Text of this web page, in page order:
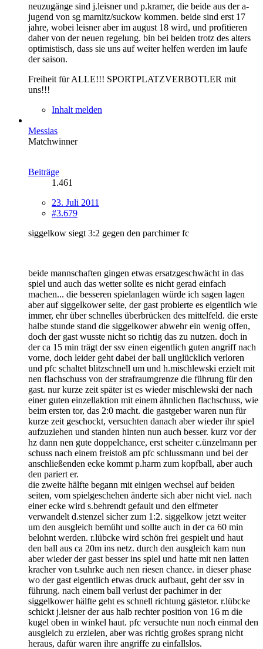
neuzugänge sind j.leisner und p.kramer, die beide aus der a-
jugend von sg marnitz/suckow kommen. beide sind erst 17
jahre, wobei leisner aber im august 18 wird, und profitieren
daher von der neuen regelung. bin bei beiden trotz des alters
optimistisch, dass sie uns auf weiter helfen werden im laufe
der saison.
Freiheit für ALLE!!! SPORTPLATZVERBOTLER mit
uns!!!
Inhalt melden
Messias
Matchwinner
Beiträge
1.461
23. Juli 2011
#3.679
siggelkow siegt 3:2 gegen den parchimer fc
beide mannschaften gingen etwas ersatzgeschwächt in das
spiel und auch das wetter sollte es nicht gerad einfach
machen... die besseren spielanlagen würde ich sagen lagen
aber auf siggelkower seite, der gast probierte es eigentlich wie
immer, ehr über schnelles überbrücken des mittelfeld. die erste
halbe stunde stand die siggelkower abwehr ein wenig offen,
doch der gast wusste nicht so richtig das zu nutzen. doch in
der ca 15 min trägt der ssv einen eigentlich guten angriff nach
vorne, doch leider geht dabei der ball unglücklich verloren
und pfc schaltet blitzschnell um und h.mischlewski erzielt mit
nen flachschuss von der strafraumgrenze die führung für den
gast. nur kurze zeit später ist es wieder mischlewski der nach
einer guten einzellaktion mit einem ähnlichen flachschuss, wie
beim ersten tor, das 2:0 macht. die gastgeber waren nun für
kurze zeit geschockt, versuchten danach aber wieder ihr spiel
aufzuziehen und standen hinten nun auch besser. kurz vor der
hz dann nen gute doppelchance, erst scheiter c.ünzelmann per
schuss nach einem freistoß am pfc schlussmann und bei der
anschließenden ecke kommt p.harm zum kopfball, aber auch
den pariert er.
die zweite hälfte begann mit einigen wechsel auf beiden
seiten, vom spielgeschehen änderte sich aber nicht viel. nach
einer ecke wird s.behrendt gefault und den elfmeter
verwandelt d.stenzel sicher zum 1:2. siggelkow jetzt weiter
um den ausgleich bemüht und sollte auch in der ca 60 min
belohnt werden. r.lübcke wird schön frei gespielt und haut
den ball aus ca 20m ins netz. durch den ausgleich kam nun
aber wieder der gast besser ins spiel und hatte mit nen latten
kracher von t.suhrke auch nen riesen chance. in dieser phase
wo der gast eigentlich etwas druck aufbaut, geht der ssv in
führung. nach einem ball verlust der pachimer in der
siggelkower hälfte geht es schnell richtung gästetor. r.lübcke
schickt j.leisner der aus halb rechter position von 16 m die
kugel oben in winkel haut. pfc versuchte nun noch einmal den
ausgleich zu erzielen, aber was richtig großes sprang nicht
heraus, dafür waren ihre angriffe zu einfallslos.